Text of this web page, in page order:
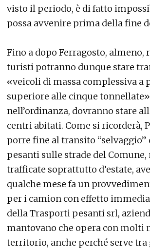
visto il periodo, è di fatto
possa avvenire prima della fine
Fino a dopo Ferragosto, almeno,
turisti potranno dunque stare
«veicoli di massa complessiva a
superiore alle cinque
nell’ordinanza, dovranno stare
centri abitati. Come si ricorderà,
porre fine al transito
pesanti sulle strade del
trafficate soprattutto d’estate,
qualche mese fa un
per i camion con effetto
della Trasporti pesanti srl,
mantovano che opera con molti
territorio, anche perché serve